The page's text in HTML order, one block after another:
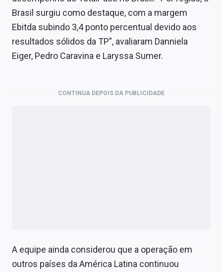
Brasil surgiu como destaque, com a margem
Ebitda subindo 3,4 ponto percentual devido aos
resultados sólidos da TP”, avaliaram Danniela
Eiger, Pedro Caravina e Laryssa Sumer.
CONTINUA DEPOIS DA PUBLICIDADE
A equipe ainda considerou que a operação em
outros países da América Latina continuou